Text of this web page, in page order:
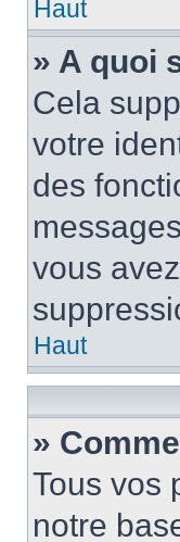
Haut
» A quoi
Cela
votre
des
vous
Haut
»
Tous vos
notre